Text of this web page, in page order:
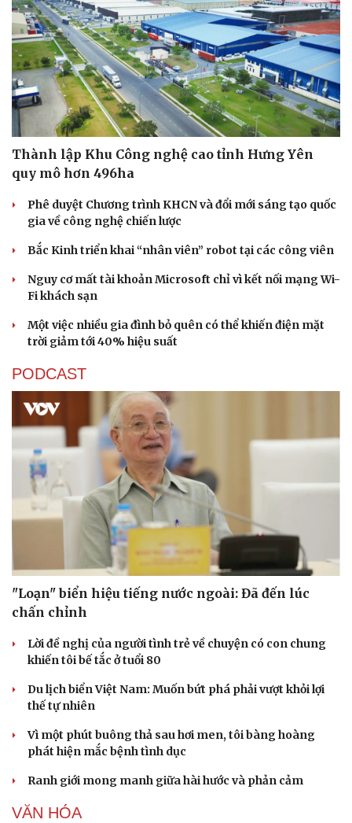
Sức khỏe
Dinh dưỡng - món ngon
Cây thuốc
Sản phụ khoa
Nhi khoa
Nam khoa
Làm đẹp - giảm cân
Phòng mạch online
Ăn sạch sống khỏe
Đời sống
Nhà đẹp
Blog
Tình yêu - Gia đình
Thành lập Khu Công nghệ cao tỉnh Hưng Yên
quy mô hơn 496ha
Phê duyệt Chương trình KHCN và đổi mới sáng tạo quốc
gia về công nghệ chiến lược
Bắc Kinh triển khai “nhân viên” robot tại các công viên
Nguy cơ mất tài khoản Microsoft chỉ vì kết nối mạng Wi-
Fi khách sạn
Một việc nhiều gia đình bỏ quên có thể khiến điện mặt
trời giảm tới 40% hiệu suất
PODCAST
"Loạn" biển hiệu tiếng nước ngoài: Đã đến lúc
chấn chỉnh
Lời đề nghị của người tình trẻ về chuyện có con chung
khiến tôi bế tắc ở tuổi 80
Du lịch biển Việt Nam: Muốn bứt phá phải vượt khỏi lợi
thế tự nhiên
Vì một phút buông thả sau hơi men, tôi bàng hoàng
phát hiện mắc bệnh tình dục
Ranh giới mong manh giữa hài hước và phản cảm
VĂN HÓA